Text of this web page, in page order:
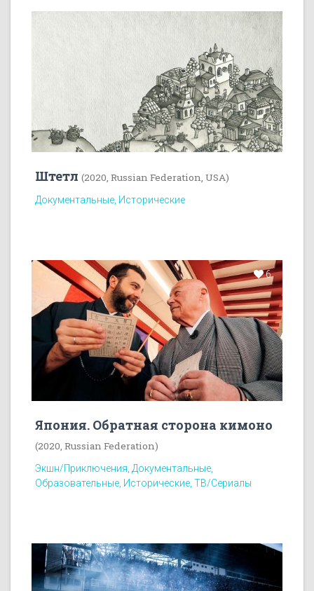
Штетл (2020, Russian Federation, USA)
Документальные, Исторические
6
Япония. Обратная сторона кимоно
(2020, Russian Federation)
Экшн/Приключения, Документальные,
Образовательные, Исторические, ТВ/Сериалы